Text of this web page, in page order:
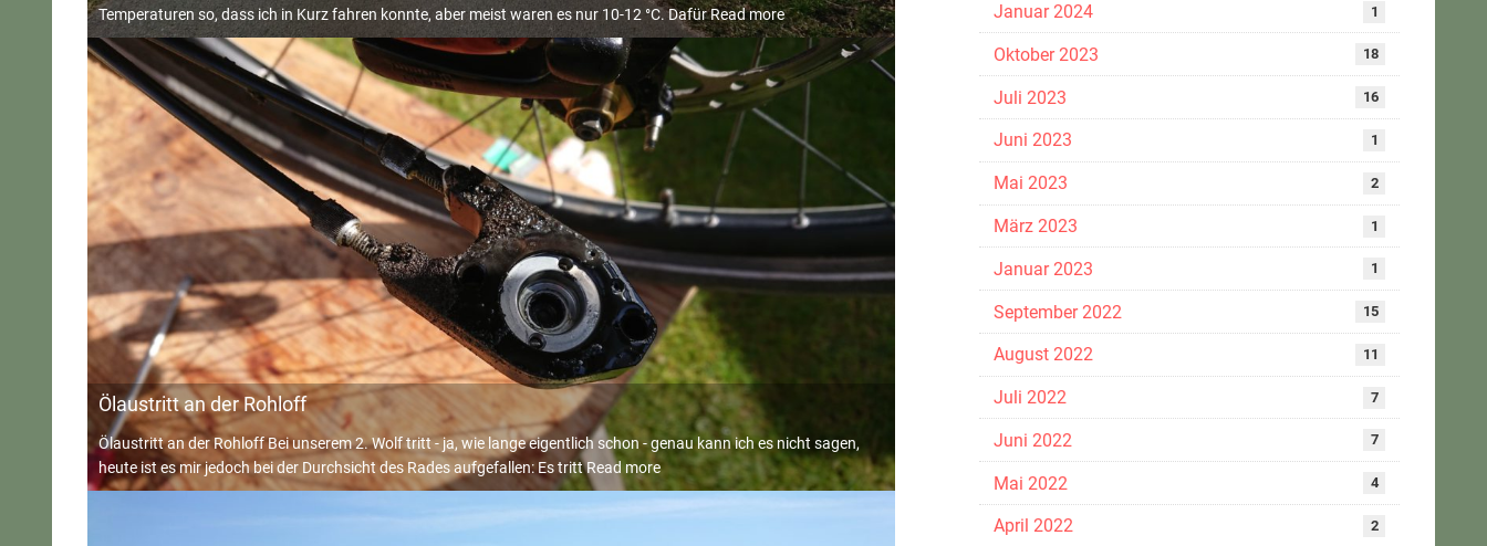
Temperaturen so, dass ich in Kurz fahren konnte, aber meist waren es nur 10-12 °C. DafürRead more
Ölaustritt an der Rohloff
Ölaustritt an der Rohloff Bei unserem 2. Wolf tritt - ja, wie lange eigentlich schon - genau kann ich es nicht sagen,
heute ist es mir jedoch bei der Durchsicht des Rades aufgefallen: Es trittRead more
Januar 2024 1
Oktober 2023 18
Juli 2023 16
Juni 2023 1
Mai 2023 2
März 2023 1
Januar 2023 1
September 2022 15
August 2022 11
Juli 2022 7
Juni 2022 7
Mai 2022 4
April 2022 2